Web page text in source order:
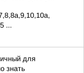
...
для
знать